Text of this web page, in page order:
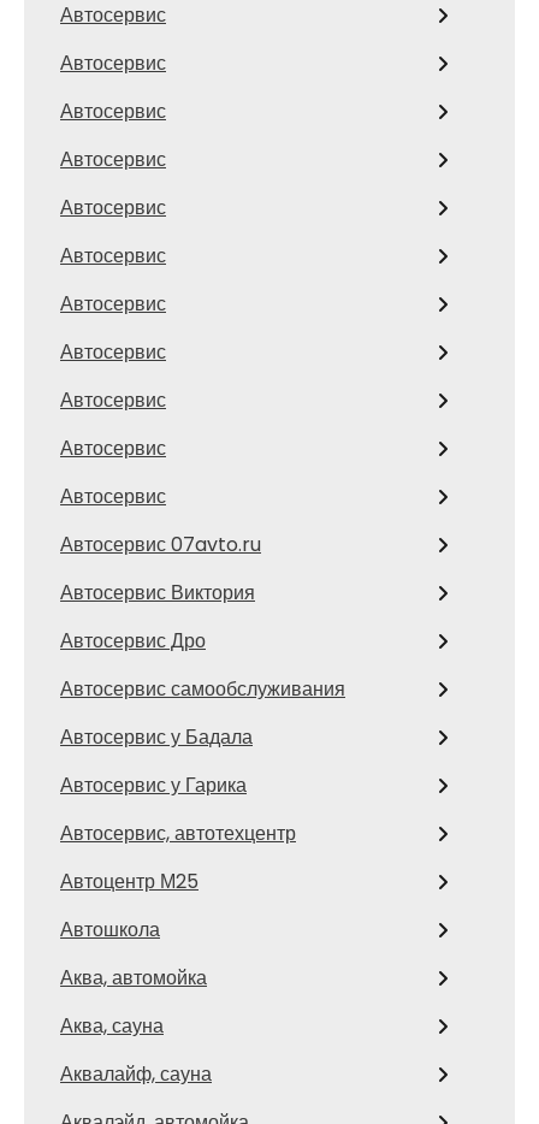
Автосервис
Автосервис
Автосервис
Автосервис
Автосервис
Автосервис
Автосервис
Автосервис
Автосервис
Автосервис
Автосервис
Автосервис 07avto.ru
Автосервис Виктория
Автосервис Дро
Автосервис самообслуживания
Автосервис у Бадала
Автосервис у Гарика
Автосервис, автотехцентр
Автоцентр М25
Автошкола
Аква, автомойка
Аква, сауна
Аквалайф, сауна